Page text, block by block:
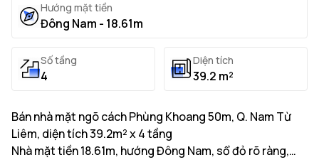
Hướng mặt tiền
Đông Nam - 18.61m
Số tầng
4
Diện tích
39.2 m²
Bán nhà mặt ngõ cách Phùng Khoang 50m, Q. Nam Từ
Liêm, diện tích 39.2m² x 4 tầng
Nhà mặt tiền 18.61m, hướng Đông Nam, sổ đỏ rõ ràng,